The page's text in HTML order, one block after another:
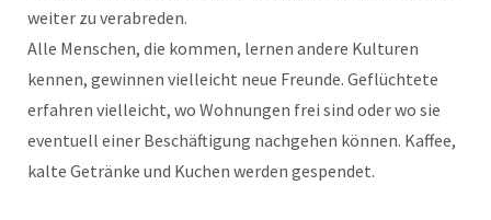
weiter zu verabreden.
Alle Menschen, die kommen, lernen andere Kulturen
kennen, gewinnen vielleicht neue Freunde. Geflüchtete
erfahren vielleicht, wo Wohnungen frei sind oder wo sie
eventuell einer Beschäftigung nachgehen können. Kaffee,
kalte Getränke und Kuchen werden gespendet.